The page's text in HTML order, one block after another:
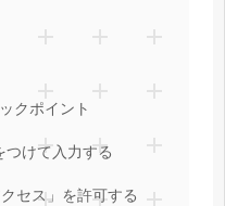
クポイント
つけて入力する
セス」を許可する